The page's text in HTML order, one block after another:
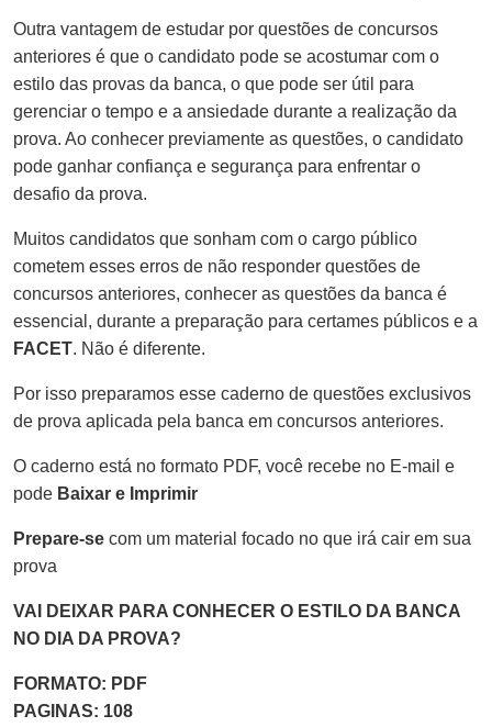
Outra vantagem de estudar por questões de concursos
anteriores é que o candidato pode se acostumar com o
estilo das provas da banca, o que pode ser útil para
gerenciar o tempo e a ansiedade durante a realização da
prova. Ao conhecer previamente as questões, o candidato
pode ganhar confiança e segurança para enfrentar o
desafio da prova.
Muitos candidatos que sonham com o cargo público
cometem esses erros de não responder questões de
concursos anteriores, conhecer as questões da banca é
essencial, durante a preparação para certames públicos e a
FACET. Não é diferente.
Por isso preparamos esse caderno de questões exclusivos
de prova aplicada pela banca em concursos anteriores.
O caderno está no formato PDF, você recebe no E-mail e
pode Baixar e Imprimir
Prepare-se com um material focado no que irá cair em sua
prova
VAI DEIXAR PARA CONHECER O ESTILO DA BANCA
NO DIA DA PROVA?
FORMATO: PDF
PAGINAS: 108